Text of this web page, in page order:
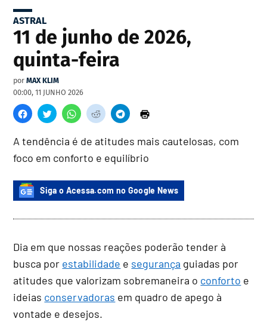
ASTRAL
11 de junho de 2026,
quinta-feira
por MAX KLIM
00:00, 11 JUNHO 2026
A tendência é de atitudes mais cautelosas, com
foco em conforto e equilíbrio
Siga o Acessa.com no Google News
Dia em que nossas reações poderão tender à
busca por estabilidade e segurança guiadas por
atitudes que valorizam sobremaneira o conforto e
ideias conservadoras em quadro de apego à
vontade e desejos.